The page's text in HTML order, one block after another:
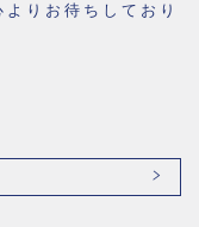
りお待ちしており